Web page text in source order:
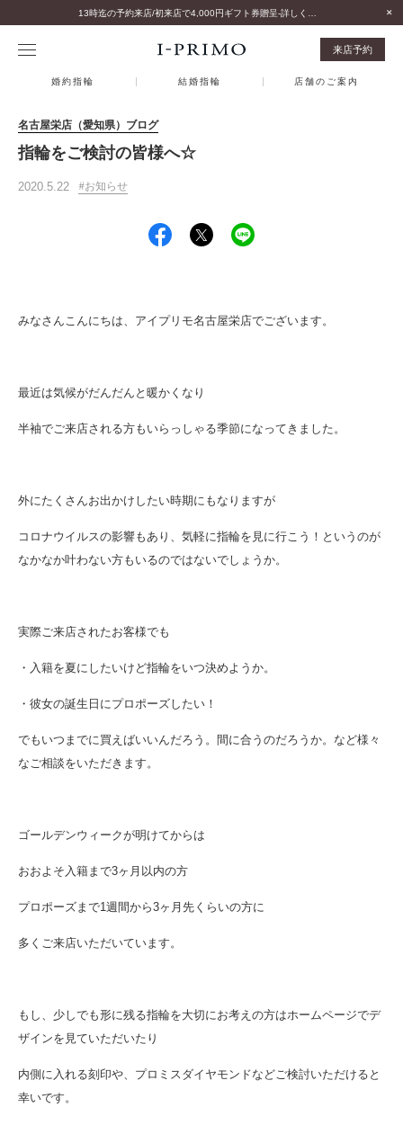
来店予約
婚約指輪 結婚指輪 店舗のご案内
名古屋栄店（愛知県）ブログ
指輪をご検討の皆様へ☆
2020.5.22 お知らせ
みなさんこんにちは、アイプリモ名古屋栄店でございます。
最近は気候がだんだんと暖かくなり
半袖でご来店される方もいらっしゃる季節になってきました。
外にたくさんお出かけしたい時期にもなりますが
コロナウイルスの影響もあり、気軽に指輪を見に行こう！というのが
なかなか叶わない方もいるのではないでしょうか。
実際ご来店されたお客様でも
・入籍を夏にしたいけど指輪をいつ決めようか。
・彼女の誕生日にプロポーズしたい！
でもいつまでに買えばいいんだろう。間に合うのだろうか。など様々
なご相談をいただきます。
ゴールデンウィークが明けてからは
おおよそ入籍まで3ヶ月以内の方
プロポーズまで1週間から3ヶ月先くらいの方に
多くご来店いただいています。
もし、少しでも形に残る指輪を大切にお考えの方はホームページでデ
ザインを見ていただいたり
内側に入れる刻印や、プロミスダイヤモンドなどご検討いただけると
幸いです。